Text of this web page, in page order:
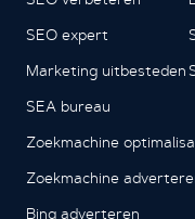
SEO expert
Marketing uitbesteden
SEA bureau
Zoekmachine
Zoekmachine
Bing adverteren